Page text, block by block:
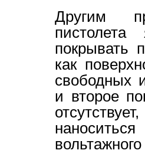
Другим
пистолета
покрывать
как
свободных
и второе